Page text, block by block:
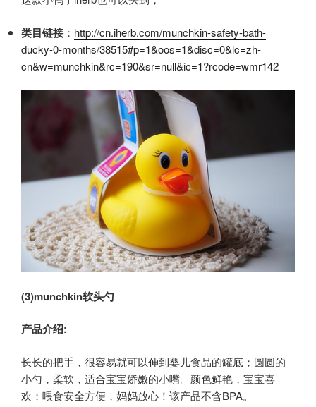
类目链接 ： http://cn.iherb.com/munchkin-safety-bath-
ducky-0-months/38515#p=1&oos=1&disc=0&lc=zh-
cn&w=munchkin&rc=190&sr=null&ic=1?rcode=wmr142
(3)munchkin软头勺
产品介绍:
长长的把手，很容易就可以伸到婴儿食品的罐底；圆圆的
小勺，柔软，适合宝宝娇嫩的小嘴。颜色鲜艳，宝宝喜
欢；喂食安全方便，妈妈放心！该产品不含BPA。